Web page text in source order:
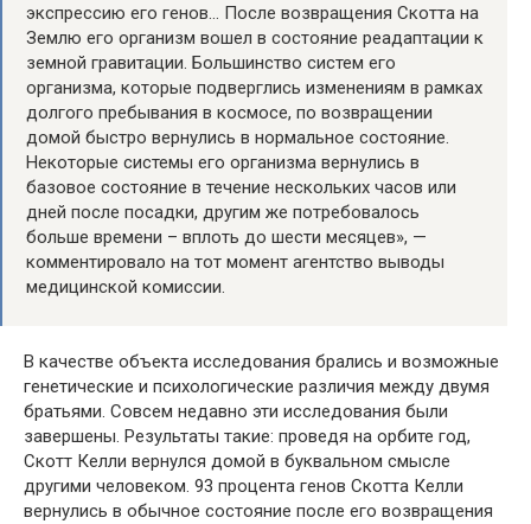
экспрессию его генов… После возвращения Скотта на
Землю его организм вошел в состояние реадаптации к
земной гравитации. Большинство систем его
организма, которые подверглись изменениям в рамках
долгого пребывания в космосе, по возвращении
домой быстро вернулись в нормальное состояние.
Некоторые системы его организма вернулись в
базовое состояние в течение нескольких часов или
дней после посадки, другим же потребовалось
больше времени – вплоть до шести месяцев», —
комментировало на тот момент агентство выводы
медицинской комиссии.
В качестве объекта исследования брались и возможные
генетические и психологические различия между двумя
братьями. Совсем недавно эти исследования были
завершены. Результаты такие: проведя на орбите год,
Скотт Келли вернулся домой в буквальном смысле
другими человеком. 93 процента генов Скотта Келли
вернулись в обычное состояние после его возвращения